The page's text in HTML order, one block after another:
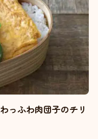
っふわ肉団子のチリ